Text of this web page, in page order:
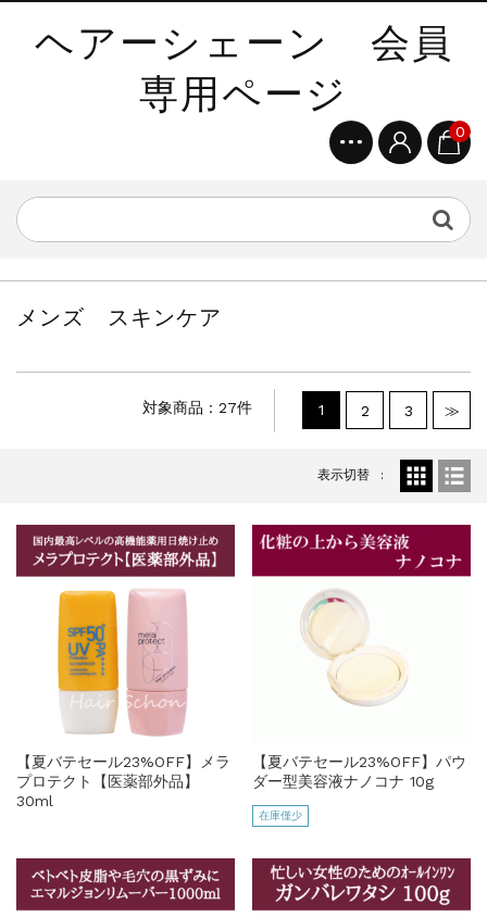
ヘアーシェーン 会員
専用ページ 0
メンズ スキンケア
1 2 3 ≫
対象商品：27件
表示切替
【夏バテセール23%OFF】メラ
プロテクト【医薬部外品】
30ml
【夏バテセール23%OFF】パウ
ダー型美容液ナノコナ 10g
在庫僅少